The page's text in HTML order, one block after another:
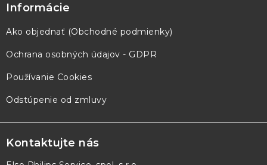
Informácie
Ako objednať (Obchodné podmienky)
Ochrana osobných údajov - GDPR
Používanie Cookies
Odstúpenie od zmluvy
Kontaktujte nás